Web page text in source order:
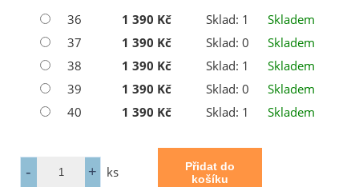
36
1 390 Kč Sklad: 1
Skladem
37
1 390 Kč Sklad: 0
Skladem
38
1 390 Kč Sklad: 1
Skladem
39
1 390 Kč Sklad: 0
Skladem
40
1 390 Kč Sklad: 1 Skladem
ks